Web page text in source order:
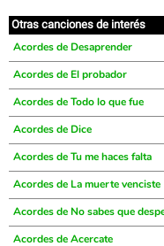
Otras canciones de interés
Acordes de Desaprender
Acordes de El probador
Acordes de Todo lo que fue
Acordes de Dice
Acordes de Tu me haces falta
Acordes de La muerte venciste
Acordes de No sabes que
Acordes de Acercate